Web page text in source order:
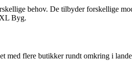
behov. De tilbyder forskellige
Byg.
med flere butikker rundt omkring i